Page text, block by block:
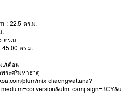
: 22.5 ตร.ม.
.
ตร.ม.
45.00 ตร.ม.
./เดือน
พระศรีมหาธาตุ
plum/mix-chaengwattana?